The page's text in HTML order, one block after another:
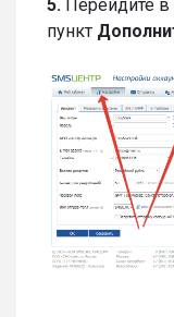
5. Перейдите
пункт